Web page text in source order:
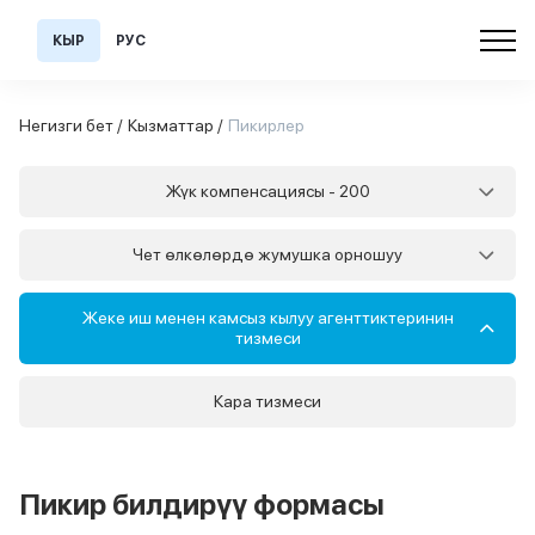
КЫР РУС
Негизги бет / Кызматтар / Пикирлер
Жүк компенсациясы - 200
Чет өлкөлөрдө жумушка орношуу
Жеке иш менен камсыз кылуу агенттиктеринин
тизмеси
Кара тизмеси
Пикир билдирүү формасы